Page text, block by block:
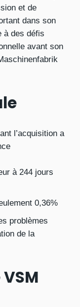
et de
dans son
à des défis
avant son
l’acquisition a
à 244 jours
0,36%
problèmes
de la